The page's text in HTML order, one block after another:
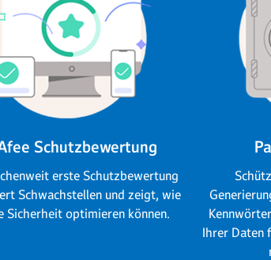
Schutzbewertung
erste Schutzbewertung
Schwachstellen und zeigt, wie
Sicherheit optimieren können.
Ihrer Daten